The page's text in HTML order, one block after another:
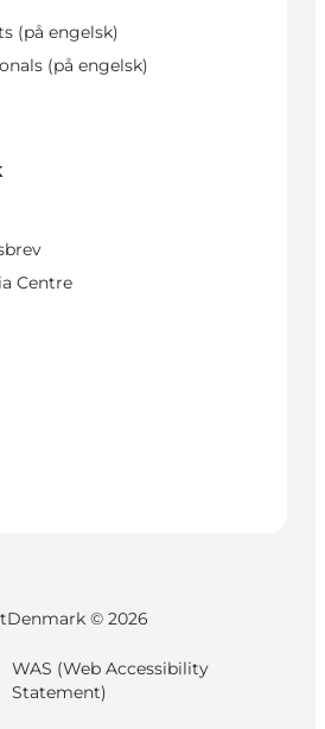
(på engelsk)
(på engelsk)
Centre
© 2026
WAS (Web Accessibility
Statement)